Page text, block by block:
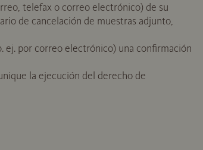
telefax o correo electrónico) de su
de cancelación de muestras adjunto,
ej. por correo electrónico) una confirmación
la ejecución del derecho de